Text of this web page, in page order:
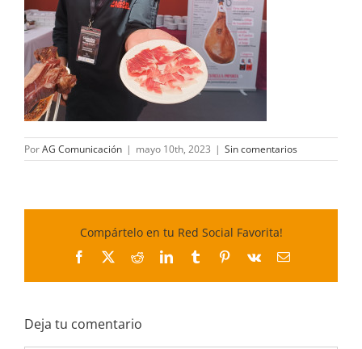
PorAG Comunicación | mayo 10th, 2023 | Sin comentarios
Compártelo en tu Red Social Favorita!
Facebook
X RedditLinkedInTumblrPinterest
Vk
Correo
Deja tu comentario